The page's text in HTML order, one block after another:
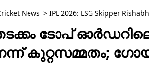
News > IPL 2026: LSG Skipper
ടോപ്
കുറ്റസമ്മതം;